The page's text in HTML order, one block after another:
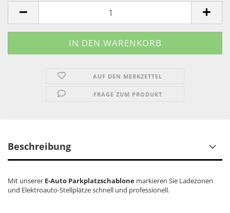
AUF DEN MERKZETTEL
FRAGE ZUM PRODUKT
Beschreibung
Mit unserer E-Auto Parkplatzschablone markieren Sie Ladezonen
und Elektroauto-Stellplätze schnell und professionell.